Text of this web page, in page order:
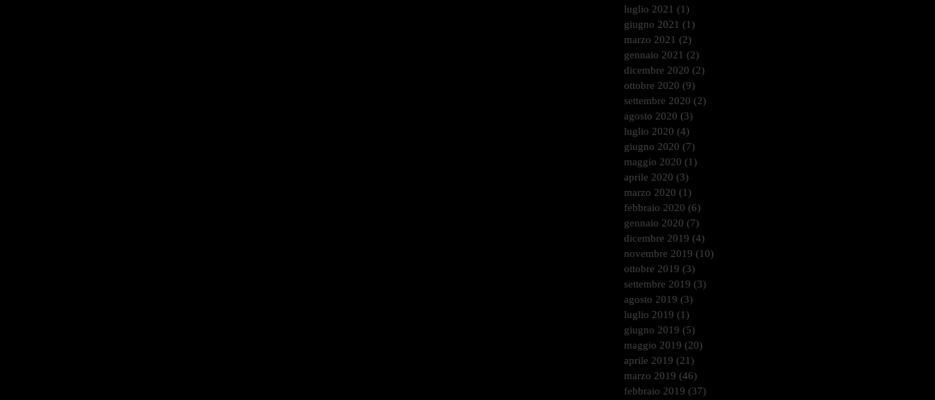
luglio 2021 (1)
giugno 2021 (1)
marzo 2021 (2)
gennaio 2021 (2)
dicembre 2020 (2)
ottobre 2020 (9)
settembre 2020 (2)
agosto 2020 (3)
luglio 2020 (4)
giugno 2020 (7)
maggio 2020 (1)
aprile 2020 (3)
marzo 2020 (1)
febbraio 2020 (6)
gennaio 2020 (7)
dicembre 2019 (4)
novembre 2019 (10)
ottobre 2019 (3)
settembre 2019 (3)
agosto 2019 (3)
luglio 2019 (1)
giugno 2019 (5)
maggio 2019 (20)
aprile 2019 (21)
marzo 2019 (46)
febbraio 2019 (37)